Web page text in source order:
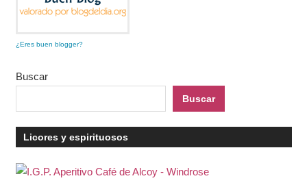
¿Eres buen blogger?
Buscar
Buscar
Licores y espirituosos